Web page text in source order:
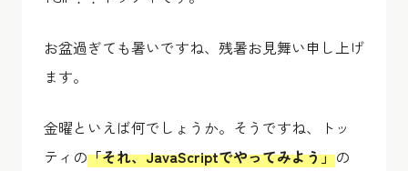
お盆過ぎても暑いですね、残暑お見舞い申し上げ
ます。
金曜といえば何でしょうか。そうですね、トッ
ティの「それ、JavaScriptでやってみよう」の